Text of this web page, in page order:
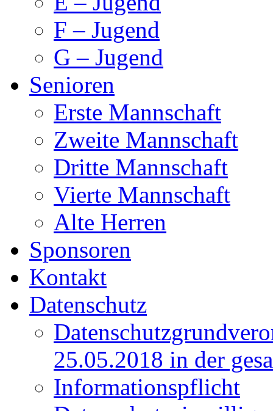
F – Jugend
G – Jugend
Senioren
Erste Mannschaft
Zweite Mannschaft
Dritte Mannschaft
Vierte Mannschaft
Alte Herren
Sponsoren
Kontakt
Datenschutz
25.05.2018 in der
Informationspflicht